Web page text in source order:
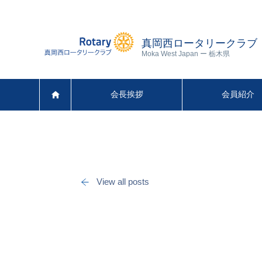
真岡西ロータリークラブ
Moka West Japan ー 栃木県
会長挨拶 会員紹介
View all posts